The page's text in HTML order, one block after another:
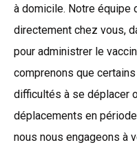
à domicile. Notre équipe
directement chez vous,
pour administrer le
comprenons que
difficultés à se déplacer
déplacements en
nous nous engageons à